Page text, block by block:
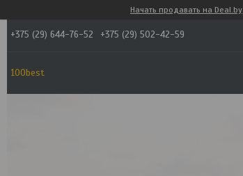
Начать продавать на Deal.by
+375 (29) 644-76-52 +375 (29) 502-42-59
100best